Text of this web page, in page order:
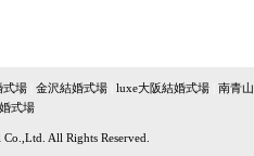
式場 金沢結婚式場| luxe大阪結婚式場| 南青山
式場
All Rights Reserved.